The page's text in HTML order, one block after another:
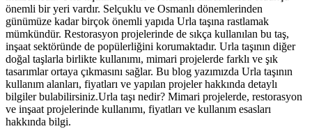
önemli bir yeri vardır. Selçuklu ve Osmanlı dönemlerinden
günümüze kadar birçok önemli yapıda Urla taşına rastlamak
mümkündür. Restorasyon projelerinde de sıkça kullanılan bu taş,
inşaat sektöründe de popülerliğini korumaktadır. Urla taşının diğer
doğal taşlarla birlikte kullanımı, mimari projelerde farklı ve şık
tasarımlar ortaya çıkmasını sağlar. Bu blog yazımızda Urla taşının
kullanım alanları, fiyatları ve yapılan projeler hakkında detaylı
bilgiler bulabilirsiniz.Urla taşı nedir? Mimari projelerde, restorasyon
ve inşaat projelerinde kullanımı, fiyatları ve kullanım esasları
hakkında bilgi.